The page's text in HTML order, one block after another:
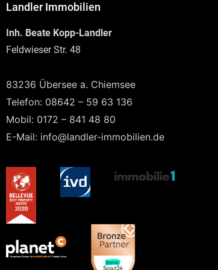
Landler Immobilien
Inh. Beate Kopp-Landler
Feldwieser Str. 48
83236 Übersee a. Chiemsee
Telefon: 08642 – 59 63 136
Mobil: 0172 – 841 48 80
E-Mail: info@landler-immobilien.de